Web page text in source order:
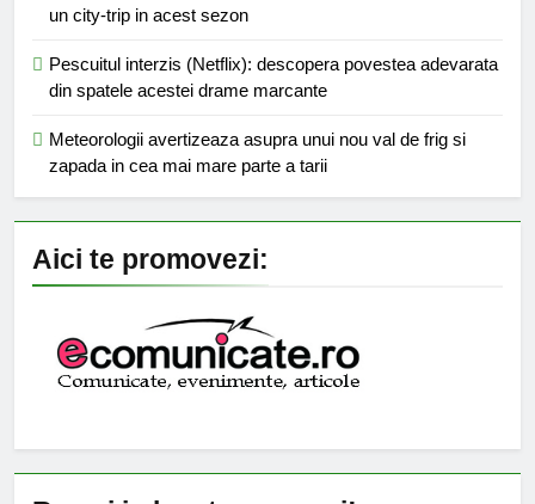
un city-trip in acest sezon
Pescuitul interzis (Netflix): descopera povestea adevarata
din spatele acestei drame marcante
Meteorologii avertizeaza asupra unui nou val de frig si
zapada in cea mai mare parte a tarii
Aici te promovezi: